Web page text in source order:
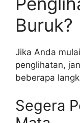
Buruk?
Jika Anda
penglihatan,
beberapa
Segera